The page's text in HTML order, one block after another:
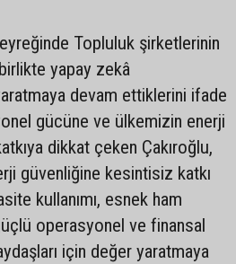
Topluluk şirketlerinin
yapay zekâ
devam ettiklerini ifade
gücüne ve ülkemizin enerji
dikkat çeken Çakıroğlu,
güvenliğine kesintisiz katkı
kullanımı, esnek ham
operasyonel ve finansal
için değer yaratmaya